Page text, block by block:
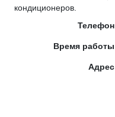
кондиционеров.
Телефон
Время работы
Адрес